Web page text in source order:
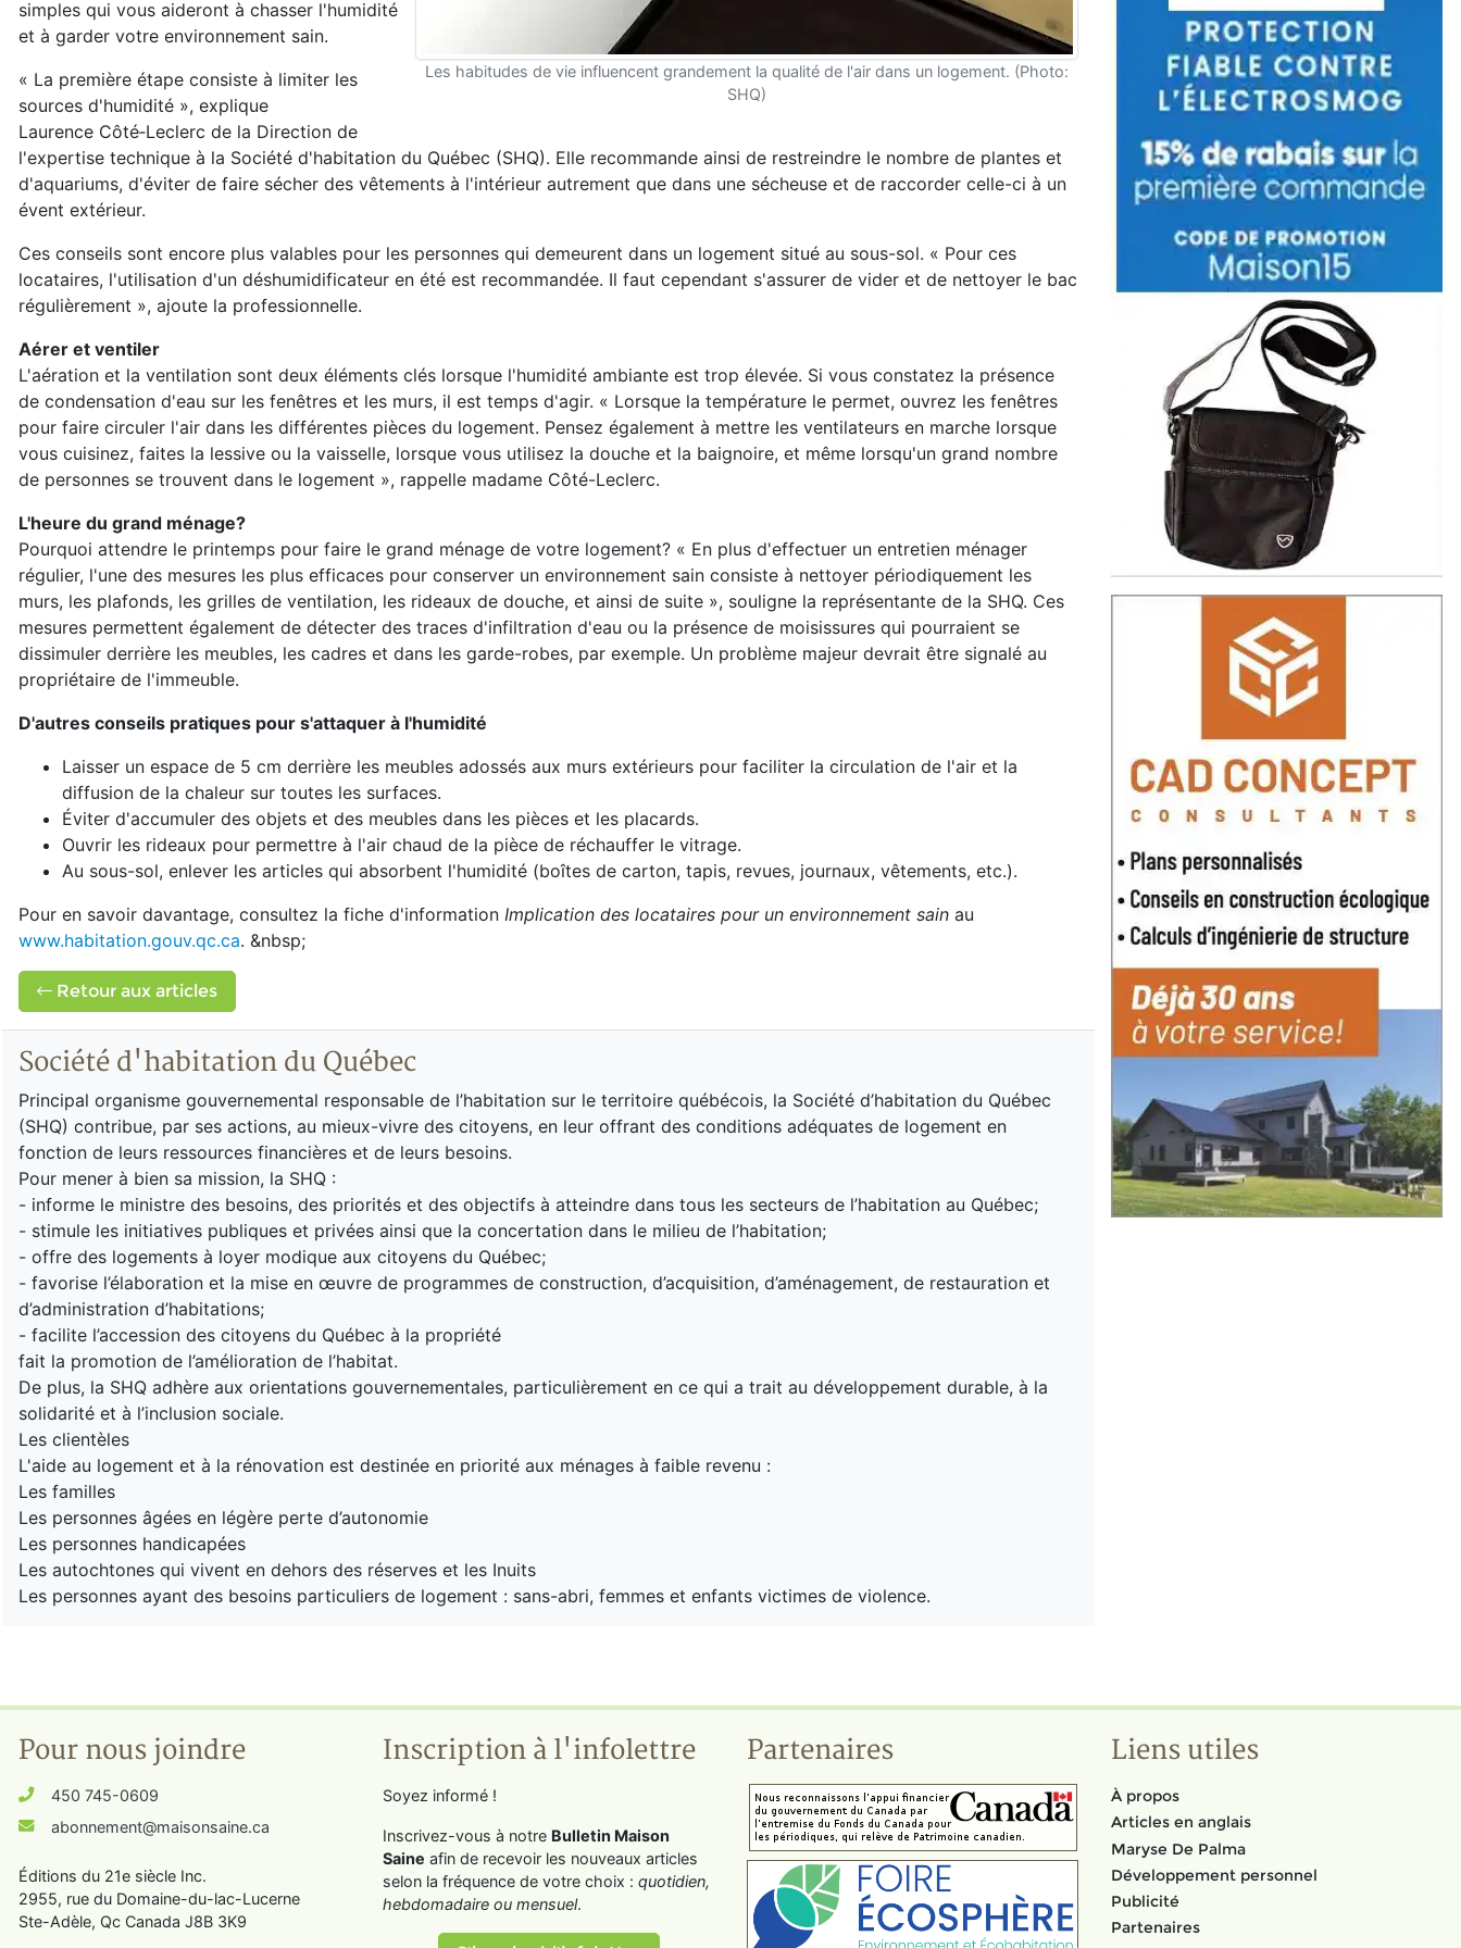
Les habitudes de vie influencent grandement la qualité de l'air dans un logement. (Photo:
SHQ)
simples qui vous aideront à chasser l'humidité
et à garder votre environnement sain.
« La première étape consiste à limiter les
sources d'humidité », explique
Laurence Côté‑Leclerc de la Direction de
l'expertise technique à la Société d'habitation du Québec (SHQ). Elle recommande ainsi de restreindre le nombre de plantes et
d'aquariums, d'éviter de faire sécher des vêtements à l'intérieur autrement que dans une sécheuse et de raccorder celle-ci à un
évent extérieur.
Ces conseils sont encore plus valables pour les personnes qui demeurent dans un logement situé au sous-sol. « Pour ces
locataires, l'utilisation d'un déshumidificateur en été est recommandée. Il faut cependant s'assurer de vider et de nettoyer le bac
régulièrement », ajoute la professionnelle.
Aérer et ventiler
L'aération et la ventilation sont deux éléments clés lorsque l'humidité ambiante est trop élevée. Si vous constatez la présence
de condensation d'eau sur les fenêtres et les murs, il est temps d'agir. « Lorsque la température le permet, ouvrez les fenêtres
pour faire circuler l'air dans les différentes pièces du logement. Pensez également à mettre les ventilateurs en marche lorsque
vous cuisinez, faites la lessive ou la vaisselle, lorsque vous utilisez la douche et la baignoire, et même lorsqu'un grand nombre
de personnes se trouvent dans le logement », rappelle madame Côté-Leclerc.
L'heure du grand ménage?
Pourquoi attendre le printemps pour faire le grand ménage de votre logement? « En plus d'effectuer un entretien ménager
régulier, l'une des mesures les plus efficaces pour conserver un environnement sain consiste à nettoyer périodiquement les
murs, les plafonds, les grilles de ventilation, les rideaux de douche, et ainsi de suite », souligne la représentante de la SHQ. Ces
mesures permettent également de détecter des traces d'infiltration d'eau ou la présence de moisissures qui pourraient se
dissimuler derrière les meubles, les cadres et dans les garde-robes, par exemple. Un problème majeur devrait être signalé au
propriétaire de l'immeuble.
D'autres conseils pratiques pour s'attaquer à l'humidité
Laisser un espace de 5 cm derrière les meubles adossés aux murs extérieurs pour faciliter la circulation de l'air et la
diffusion de la chaleur sur toutes les surfaces.
Éviter d'accumuler des objets et des meubles dans les pièces et les placards.
Ouvrir les rideaux pour permettre à l'air chaud de la pièce de réchauffer le vitrage.
Au sous-sol, enlever les articles qui absorbent l'humidité (boîtes de carton, tapis, revues, journaux, vêtements, etc.).
Pour en savoir davantage, consultez la fiche d'information Implication des locataires pour un environnement sain au
www.habitation.gouv.qc.ca. &nbsp;
Retour aux articles
Société d'habitation du Québec
Principal organisme gouvernemental responsable de l’habitation sur le territoire québécois, la Société d’habitation du Québec
(SHQ) contribue, par ses actions, au mieux-vivre des citoyens, en leur offrant des conditions adéquates de logement en
fonction de leurs ressources financières et de leurs besoins.
Pour mener à bien sa mission, la SHQ :
- informe le ministre des besoins, des priorités et des objectifs à atteindre dans tous les secteurs de l’habitation au Québec;
- stimule les initiatives publiques et privées ainsi que la concertation dans le milieu de l’habitation;
- offre des logements à loyer modique aux citoyens du Québec;
- favorise l’élaboration et la mise en œuvre de programmes de construction, d’acquisition, d’aménagement, de restauration et
d’administration d’habitations;
- facilite l’accession des citoyens du Québec à la propriété
fait la promotion de l’amélioration de l’habitat.
De plus, la SHQ adhère aux orientations gouvernementales, particulièrement en ce qui a trait au développement durable, à la
solidarité et à l’inclusion sociale.
Les clientèles
L'aide au logement et à la rénovation est destinée en priorité aux ménages à faible revenu :
Les familles
Les personnes âgées en légère perte d’autonomie
Les personnes handicapées
Les autochtones qui vivent en dehors des réserves et les Inuits
Les personnes ayant des besoins particuliers de logement : sans-abri, femmes et enfants victimes de violence.
Pour nous joindre
450 745-0609
abonnement@maisonsaine.ca
Éditions du 21e siècle Inc.
2955, rue du Domaine-du-lac-Lucerne
Ste-Adèle, Qc Canada J8B 3K9
Inscription à l'infolettre
Soyez informé !
Inscrivez-vous à notre Bulletin Maison
Saine afin de recevoir les nouveaux articles
selon la fréquence de votre choix : quotidien,
hebdomadaire ou mensuel.
Partenaires Liens utiles
À propos
Articles en anglais
Maryse De Palma
Développement personnel
Publicité
Partenaires